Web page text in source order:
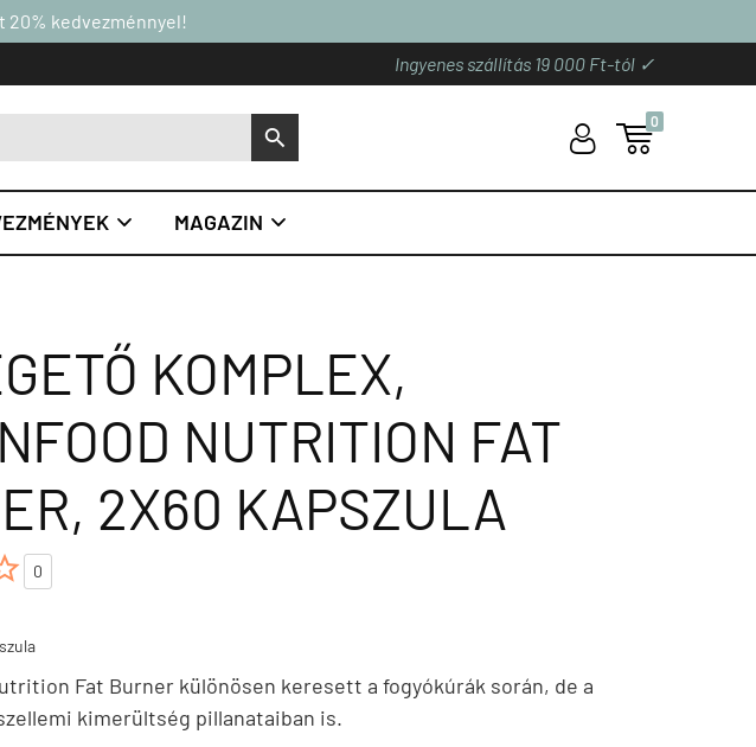
20% kedvezménnyel!
Ingyenes szállítás 19 000 Ft-tól ✓
S U 
0
 MAGAZIN 
KOMPLEX,
NUTRITION FAT
2X60 KAPSZULA
0
Fat Burner különösen keresett a fogyókúrák során, de a
kimerültség pillanataiban is.